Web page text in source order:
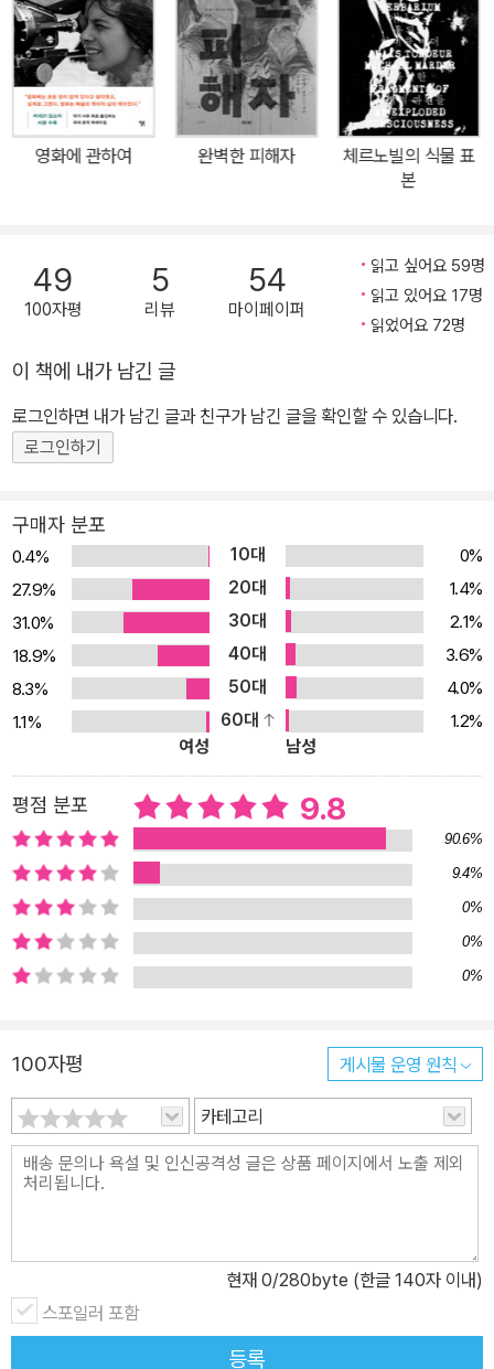
는 전면적인 수정과 개정을 거쳐 섭식 장애, 항우울제에 대한 사회적
수용, 중독, 성욕, 산후 우울증 등을 포함해 오늘날 여성의 정신건강과
밀접한 관련이 있는 문제를 정면으로 다룬다. 치료와 심리학의 세계
는 많이 변했지만, 이 책은 출간 당시에 그랬던 것처럼 오늘날에도 시
의적절하고 의미 있게 남아 있다. ● 현대사회에서 ‘여성’에 대한 정신
과 치료는 어떻게 이루어지고 있는가 “이 책은 여성의 심리학 혹은 말
슨 일이 일어났으며, 정신의학적인 환경에서 이런 모습들을 어떻게
파악하고 치료하고 있는지를 다룬 책이다. 어떤 신화들은 우리 시대
여성의 성격에 관한 기원과 모델로서 많은 것을 드러내 보인다.” _필
리스 체슬러 글로리아 스타이넘이 “광기가 무엇인가를 정의하는 것
자체에 대한 도전”이라고 말했듯이, 이 책은 여성에게 주어진 조건과
우리가 ‘광기’라고 부르는 것 사이의 관계를 집요하게 추적한다. 이 책
은 또한 자기 자신을 ‘신경증’ 혹은 ‘정신병’이라고 생각하거나 그렇다
치료 혹은 정신과 입원을 요한다고 진단받는 여성들에 관한 책이다.
여성이 그와 같은 도움을 ‘왜’ 청하는지에 관해, 그들이 도움을 필요로
할 때 ‘무엇’을 경험하며 그런 도움이 어떻게 간주되는가에 관한 이야
기이자 이런 여성들이 도움을 ‘어떻게’ 받는지 혹은 못 받는지에 관해
쓴 책이다. ● 책의 구성 1부 ‘광기’, 2부 ‘여성’으로 구성되어 있는 이
책의 내용을 간락하게 살펴보면 다음과 같다. 1장은 자서전 및 전기
적, 역사적 자료에 토대해 네 여성의 생애와 정신과 병력을 제시한다.
이들을 통해 전반적으로 현대 가족 안에서 여성으로 성장한다는 것이
무엇을 의미하는지를 밝힌다. 아울러 ‘정상성’과 ‘비정상성’에 대한 여
성의 경험과 관련해 어머니와 딸의 관계를 성모마리아나 잔 다르크와
같은 신화적이거나 역사적인 여주인공의 역할을 통해 분석한다. 생식
생물학과 가부장제 문화, 그리고 현대의 부모와 딸의 관계가 복합적
으로 작용해 어떻게 여성적인 행동으로 간주되는 것들—자기희생, 마
조히즘, 생식과 관련한 나르시시즘, 동정적인 ‘모성성’, 의존성, 성적
소심함과 불감증, 성적 문란, 아버지 숭배—을 공고화하게 되었는지,
더불어 어떻게 여성을 지나치게 혐오하고 평가 절하하게 되었는지 상
사들은 생물학적으로 결정된 여성의 비참함은 인간이나 성인의 영역
밖에 존재하는 것으로 여기고 대부분이 여성인 자기 환자들을 흔히
한 인간으로보다는 ‘아내들’이나 ‘딸들’로 대하면서 치료한다. 정신건
강, 그리고 인간성에 관한 이중적인 기준—하나는 남성을 위한, 다른
하나는 여성을 위한—은 여성과 남성에 관한 대다수 이론(치료 과정)
등), 남성의 정신질환적 증후군(알코올중독, 약물중독이나 반사회적
성격장애 등)을 포함해 우리가 광기라고 부르는 것(정신분열증)에 관
한 새로운 개념 정의, 혹은 이들 증후군에 대한 다소 다른 방식의 이해
영화에 관하여 완벽한 피해자
체르노빌의 식물 표
본
49
100자평
5
리뷰
54
마이페이퍼
읽고 싶어요 59명
읽고 있어요 17명
읽었어요 72명
이 책에 내가 남긴 글
로그인하면 내가 남긴 글과 친구가 남긴 글을 확인할 수 있습니다.
로그인하기
구매자 분포
0.4% 10대
0%
27.9%
20대
1.4%
31.0%
30대
2.1%
18.9%
40대
3.6%
8.3%
50대
4.0%
1.1%
60대
1.2%
여성
남성
평점 분포 9.8
90.6%
9.4%
0%
0%
0%
100자평 게시물 운영 원칙
카테고리
현재 0/280byte (한글 140자 이내)
스포일러 포함
등록